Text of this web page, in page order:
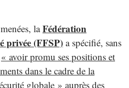
laFédération
privée (FFSP) a spécifié, sans
« avoir promu ses positions et
dans le cadre de la
globale » auprès des